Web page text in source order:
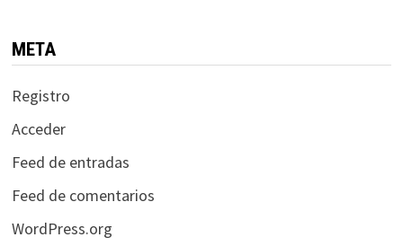
META
Registro
Acceder
Feed de entradas
Feed de comentarios
WordPress.org